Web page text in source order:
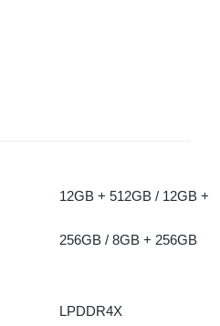
12GB + 512GB / 12GB +
256GB / 8GB + 256GB
LPDDR4X